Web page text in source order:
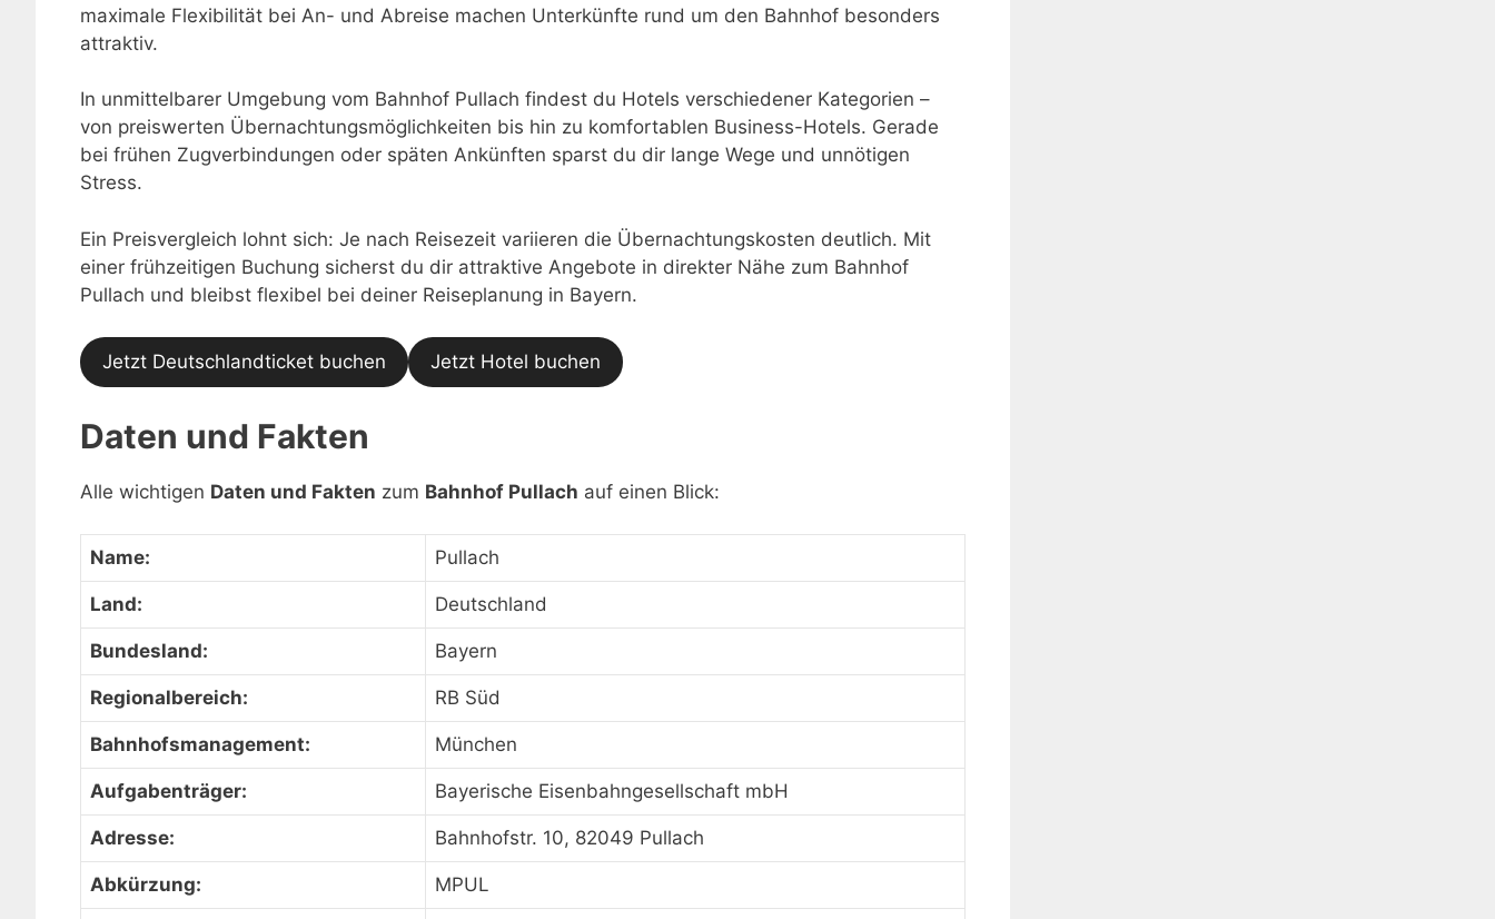
maximale Flexibilität bei An- und Abreise machen Unterkünfte rund um den Bahnhof besonders
attraktiv.
In unmittelbarer Umgebung vom Bahnhof Pullach findest du Hotels verschiedener Kategorien –
von preiswerten Übernachtungsmöglichkeiten bis hin zu komfortablen Business-Hotels. Gerade
bei frühen Zugverbindungen oder späten Ankünften sparst du dir lange Wege und unnötigen
Stress.
Ein Preisvergleich lohnt sich: Je nach Reisezeit variieren die Übernachtungskosten deutlich. Mit
einer frühzeitigen Buchung sicherst du dir attraktive Angebote in direkter Nähe zum Bahnhof
Pullach und bleibst flexibel bei deiner Reiseplanung in Bayern.
Jetzt Deutschlandticket buchen Jetzt Hotel buchen
Daten und Fakten
Alle wichtigen Daten und Fakten zum Bahnhof Pullach auf einen Blick:
Name: Pullach
Land: Deutschland
Bundesland: Bayern
Regionalbereich: RB Süd
Bahnhofsmanagement: München
Aufgabenträger: Bayerische Eisenbahngesellschaft mbH
Adresse: Bahnhofstr. 10, 82049 Pullach
Abkürzung: MPUL